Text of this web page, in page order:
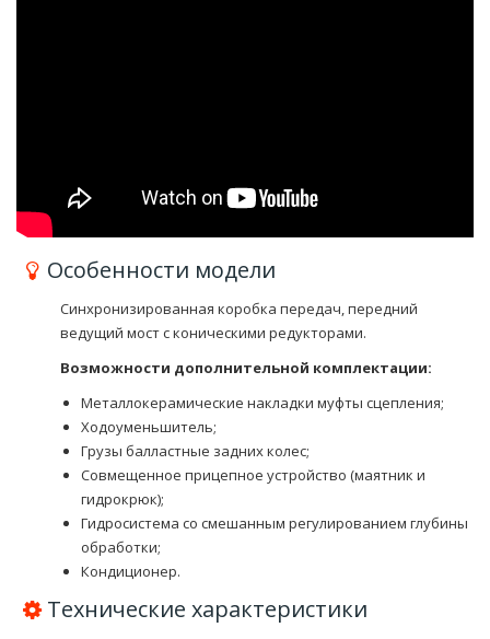
Особенности модели
Синхронизированная коробка передач, передний
ведущий мост с коническими редукторами.
Возможности дополнительной комплектации:
Металлокерамические накладки муфты сцепления;
Ходоуменьшитель;
Грузы балластные задних колес;
Совмещенное прицепное устройство (маятник и
гидрокрюк);
Гидросистема со смешанным регулированием глубины
обработки;
Кондиционер.
Технические характеристики